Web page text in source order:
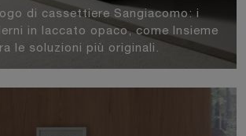
di cassettiere Sangiacomo: i
in laccato opaco, come Insieme
le soluzioni più originali.